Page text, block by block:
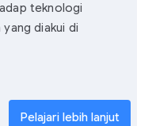
teknologi
diakui di
Pelajari lebih lanjut